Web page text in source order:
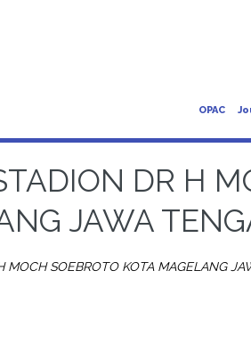
OPAC
DR H
JAWA
MOCH SOEBROTO KOTA MAGELANG